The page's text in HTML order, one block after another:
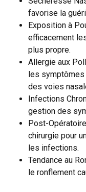
favorise la
Exposition à
efficacement
plus propre.
Allergie aux
les
des voies
Infections
gestion des
Post-
chirurgie pour
les infections.
Tendance au
le ronflement